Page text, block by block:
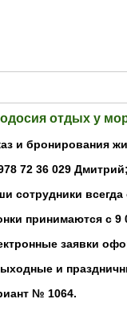
отдых у
и бронирования
72 36 029
сотрудники
принимаются с 9
заявки
и
№ 1064.